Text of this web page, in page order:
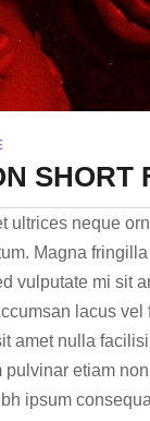
SHORT
ultrices neque
Magna
vulputate mi sit
lacus
amet nulla
pulvinar etiam
ipsum